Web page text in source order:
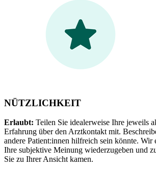
NÜTZLICHKEIT
Erlaubt: Teilen Sie idealerweise Ihre jeweils
Erfahrung über den Arztkontakt mit.
andere Patient:innen hilfreich sein könnte. Wir
Ihre subjektive Meinung wiederzugeben und
Sie zu Ihrer Ansicht kamen.